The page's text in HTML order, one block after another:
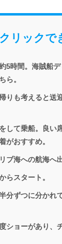
リックで
5時間。海賊船
ら。
りも考えると送
して乗船。良い
がおすすめ。
ブ海への航海へ
らスタート。
分ずつに分かれ
ショーがあり、